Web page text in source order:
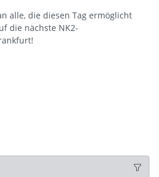
alle, die diesen Tag ermöglicht
die nächste NK2-